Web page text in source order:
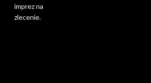
imprez na
zlecenie.